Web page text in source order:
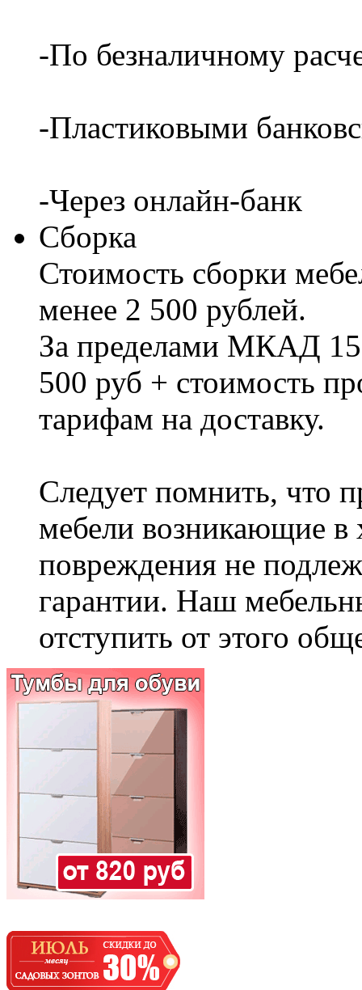
-По безналичному
-Пластиковыми
-Через онлайн-банк
Сборка
Стоимость сборки
менее 2 500 рублей.
За пределами МКАД
500 руб + стоимость
тарифам на доставку.
Следует помнить, что
мебели возникающие в
повреждения не
гарантии. Наш
отступить от этого